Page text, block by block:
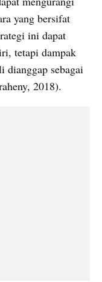
yang bersifat
ini dapat
tetapi dampak
dianggap sebagai
2018).